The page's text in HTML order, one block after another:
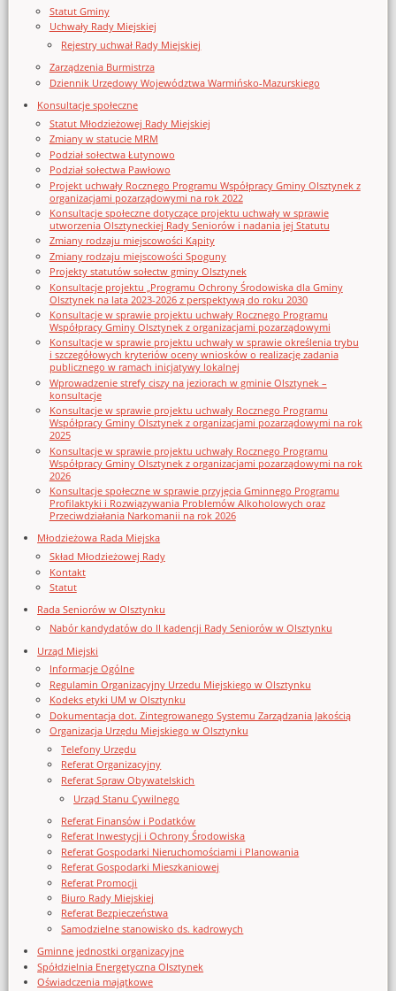
Statut Gminy
Uchwały Rady Miejskiej
Rejestry uchwał Rady Miejskiej
Zarządzenia Burmistrza
Dziennik Urzędowy Województwa Warmińsko-Mazurskiego
Konsultacje społeczne
Statut Młodzieżowej Rady Miejskiej
Zmiany w statucie MRM
Podział sołectwa Łutynowo
Podział sołectwa Pawłowo
Projekt uchwały Rocznego Programu Współpracy Gminy Olsztynek z
organizacjami pozarządowymi na rok 2022
Konsultacje społeczne dotyczące projektu uchwały w sprawie
utworzenia Olsztyneckiej Rady Seniorów i nadania jej Statutu
Zmiany rodzaju miejscowości Kąpity
Zmiany rodzaju miejscowości Spoguny
Projekty statutów sołectw gminy Olsztynek
Konsultacje projektu „Programu Ochrony Środowiska dla Gminy
Olsztynek na lata 2023-2026 z perspektywą do roku 2030
Konsultacje w sprawie projektu uchwały Rocznego Programu
Współpracy Gminy Olsztynek z organizacjami pozarządowymi
Konsultacje w sprawie projektu uchwały w sprawie określenia trybu
i szczegółowych kryteriów oceny wniosków o realizację zadania
publicznego w ramach inicjatywy lokalnej
Wprowadzenie strefy ciszy na jeziorach w gminie Olsztynek –
konsultacje
Konsultacje w sprawie projektu uchwały Rocznego Programu
Współpracy Gminy Olsztynek z organizacjami pozarządowymi na rok
2025
Konsultacje w sprawie projektu uchwały Rocznego Programu
Współpracy Gminy Olsztynek z organizacjami pozarządowymi na rok
2026
Konsultacje społeczne w sprawie przyjęcia Gminnego Programu
Profilaktyki i Rozwiązywania Problemów Alkoholowych oraz
Przeciwdziałania Narkomanii na rok 2026
Młodzieżowa Rada Miejska
Skład Młodzieżowej Rady
Kontakt
Statut
Rada Seniorów w Olsztynku
Nabór kandydatów do II kadencji Rady Seniorów w Olsztynku
Urząd Miejski
Informacje Ogólne
Regulamin Organizacyjny Urzedu Miejskiego w Olsztynku
Kodeks etyki UM w Olsztynku
Dokumentacja dot. Zintegrowanego Systemu Zarządzania Jakością
Organizacja Urzędu Miejskiego w Olsztynku
Telefony Urzędu
Referat Organizacyjny
Referat Spraw Obywatelskich
Urząd Stanu Cywilnego
Referat Finansów i Podatków
Referat Inwestycji i Ochrony Środowiska
Referat Gospodarki Nieruchomościami i Planowania
Referat Gospodarki Mieszkaniowej
Referat Promocji
Biuro Rady Miejskiej
Referat Bezpieczeństwa
Samodzielne stanowisko ds. kadrowych
Gminne jednostki organizacyjne
Spółdzielnia Energetyczna Olsztynek
Oświadczenia majątkowe